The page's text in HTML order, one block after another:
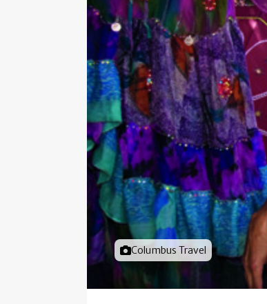
Foto door
Columbus Travel